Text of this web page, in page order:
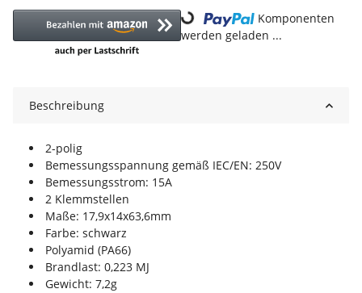
Loading...
Komponenten
werden geladen ...
Beschreibung
2-polig
Bemessungsspannung gemäß IEC/EN: 250V
Bemessungsstrom: 15A
2 Klemmstellen
Maße: 17,9x14x63,6mm
Farbe: schwarz
Polyamid (PA66)
Brandlast: 0,223 MJ
Gewicht: 7,2g